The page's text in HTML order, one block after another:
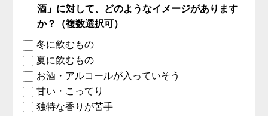
酒」に対して、どのようなイメージがあります
か？（複数選択可）
冬に飲むもの
夏に飲むもの
お酒・アルコールが入っていそう
甘い・こってり
独特な香りが苦手